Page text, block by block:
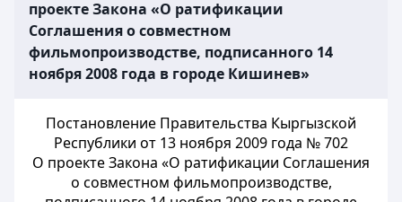
проекте Закона «О ратификации
Соглашения о совместном
фильмопроизводстве, подписанного 14
ноября 2008 года в городе Кишинев»
Постановление Правительства Кыргызской
Республики от 13 ноября 2009 года № 702
О проекте Закона «О ратификации Соглашения
о совместном фильмопроизводстве,